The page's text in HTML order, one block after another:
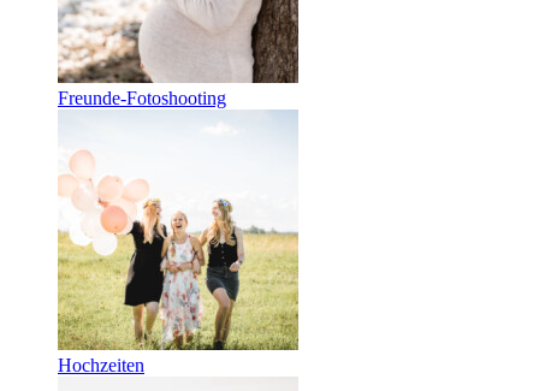
Freunde-Fotoshooting
Hochzeiten